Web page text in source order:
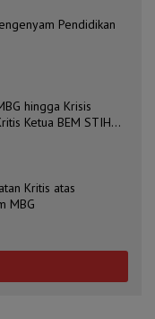
Pendidikan
hingga Krisis
Ketua BEM STIH
Kritis atas
MBG